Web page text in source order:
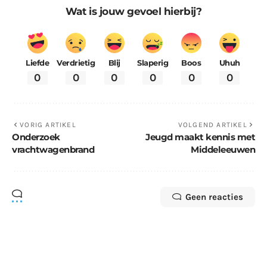
Wat is jouw gevoel hierbij?
Liefde
0
Verdrietig
0
Blij
0
Slaperig
0
Boos
0
Uhuh
0
VORIG ARTIKEL
Onderzoek
vrachtwagenbrand
VOLGEND ARTIKEL
Jeugd maakt kennis met
Middeleeuwen
Geen reacties